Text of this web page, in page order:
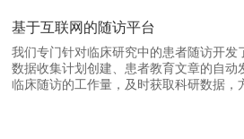
基于互联网的随访平台
我们专门针对临床研究中的患者随访开
数据收集计划创建、患者教育文章的自
临床随访的工作量，及时获取科研数据